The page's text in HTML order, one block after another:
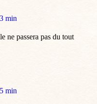
min
ne passera pas du tout
min